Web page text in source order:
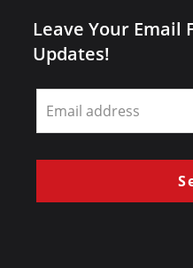
Leave Your Email
Updates!
Leave
this
field
blank